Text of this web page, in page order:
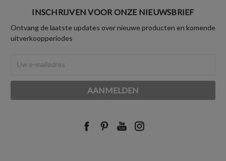
INSCHRIJVEN VOOR ONZE NIEUWSBRIEF
Ontvang de laatste updates over nieuwe producten en komende
uitverkoopperiodes
mailadres